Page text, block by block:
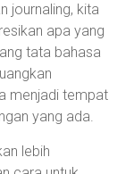
journaling, kita
apa yang
tata bahasa
menjadi tempat
yang ada.
lebih